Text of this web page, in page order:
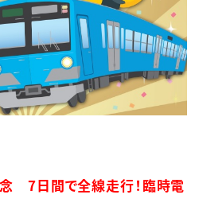
繁体中文 한국어
7日間で全線走行！臨時電